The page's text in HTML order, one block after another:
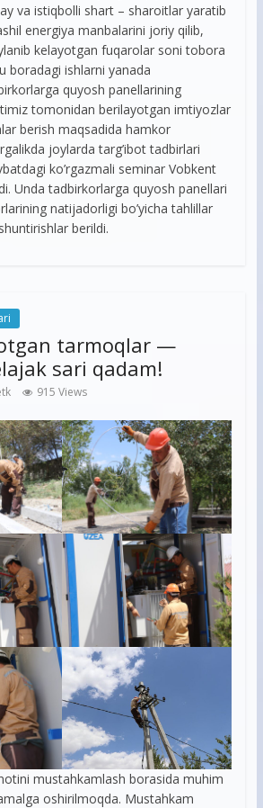
va istiqbolli shart – sharoitlar yaratib
energiya manbalarini joriy qilib,
kelayotgan fuqarolar soni tobora
boradagi ishlarni yanada
quyosh panellarining
tomonidan berilayotgan imtiyozlar
berish maqsadida hamkor
joylarda targ’ibot tadbirlari
ko’rgazmali seminar Vobkent
Unda tadbirkorlarga quyosh panellari
natijadorligi bo’yicha tahlillar
berildi.
tarmoqlar —
sari qadam!
915 Views
mustahkamlash borasida muhim
oshirilmoqda. Mustahkam